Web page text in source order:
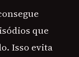
que
Isso evita